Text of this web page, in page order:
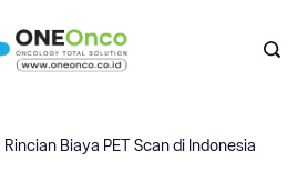
Rincian Biaya PET Scan di Indonesia